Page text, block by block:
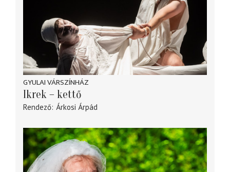
GYULAI VÁRSZÍNHÁZ
Ikrek – kettő
Rendező Árkosi Árpád